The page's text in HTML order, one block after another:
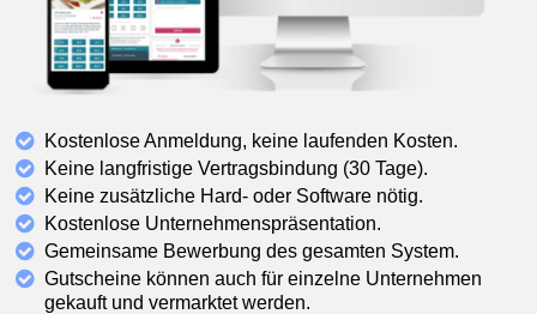
Kostenlose Anmeldung, keine laufenden Kosten.
Keine langfristige Vertragsbindung (30 Tage).
Keine zusätzliche Hard- oder Software nötig.
Kostenlose Unternehmenspräsentation.
Gemeinsame Bewerbung des gesamten System.
Gutscheine können auch für einzelne Unternehmen
gekauft und vermarktet werden.